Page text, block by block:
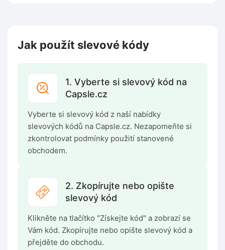
Jak použít slevové kódy
1. Vyberte si slevový kód na
Capsle.cz
Vyberte si slevový kód z naší nabídky
slevových kódů na Capsle.cz. Nezapomeňte si
zkontrolovat podmínky použití stanovené
obchodem.
2. Zkopírujte nebo opište
slevový kód
Klikněte na tlačítko "Získejte kód" a zobrazí se
Vám kód. Zkopírujte nebo opište slevový kód a
přejděte do obchodu.